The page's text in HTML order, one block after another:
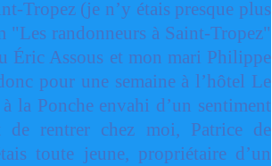
Tropez (je n’y étais presque plus
randonneurs à Saint-Tropez"
Éric Assous et mon mari Philippe
pour une semaine à l’hôtel Le
la Ponche envahi d’un sentiment
rentrer chez moi, Patrice de
toute jeune, propriétaire d’un